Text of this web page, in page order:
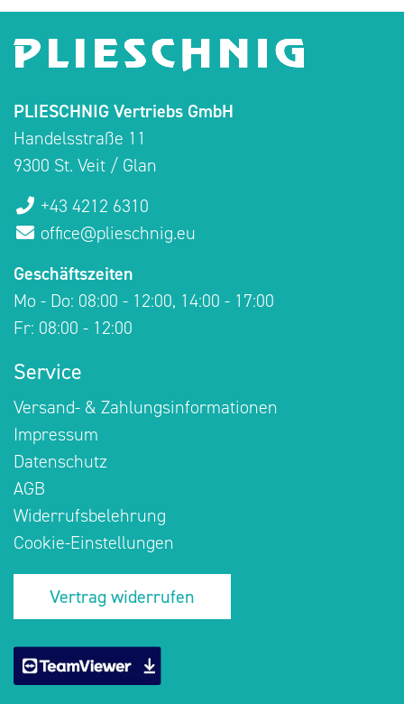
PLIESCHNIG Vertriebs GmbH
9300 St. Veit / Glan
+43 4212 6310
Geschäftszeiten
Fr: 08:00 - 12:00
Service
Versand- & Zahlungsinformationen
Datenschutz
AGB
Widerrufsbelehrung
Cookie-Einstellungen
Vertrag widerrufen